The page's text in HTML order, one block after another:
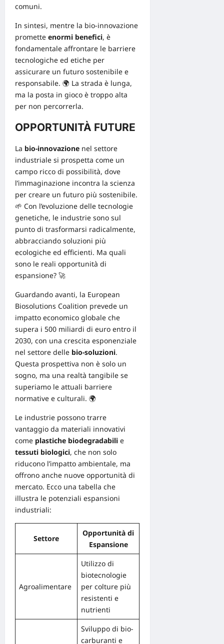
comuni.
In sintesi, mentre la bio-innovazione
promette enormi benefici, è
fondamentale affrontare le barriere
tecnologiche ed etiche per
assicurare un futuro sostenibile e
responsabile. 🌍 La strada è lunga,
ma la posta in gioco è troppo alta
per non percorrerla.
OPPORTUNITÀ FUTURE
La bio-innovazione nel settore
industriale si prospetta come un
campo ricco di possibilità, dove
l’immaginazione incontra la scienza
per creare un futuro più sostenibile.
🌱 Con l’evoluzione delle tecnologie
genetiche, le industrie sono sul
punto di trasformarsi radicalmente,
abbracciando soluzioni più
ecologiche ed efficienti. Ma quali
sono le reali opportunità di
espansione? 🚀
Guardando avanti, la European
Biosolutions Coalition prevede un
impatto economico globale che
supera i 500 miliardi di euro entro il
2030, con una crescita esponenziale
nel settore delle bio-soluzioni.
Questa prospettiva non è solo un
sogno, ma una realtà tangibile se
superiamo le attuali barriere
normative e culturali. 🌍
Le industrie possono trarre
vantaggio da materiali innovativi
come plastiche biodegradabili e
tessuti biologici, che non solo
riducono l’impatto ambientale, ma
offrono anche nuove opportunità di
mercato. Ecco una tabella che
illustra le potenziali espansioni
industriali:
Settore
Opportunità di
Espansione
Agroalimentare
Utilizzo di
biotecnologie
per colture più
resistenti e
nutrienti
Sviluppo di bio-
carburanti e